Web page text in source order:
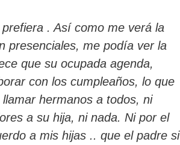
. Así como me verá la
presenciales, me podía ver la
que su ocupada agenda,
con los cumpleaños, lo que
hermanos a todos, ni
a su hija, ni nada. Ni por el
a mis hijas .. que el padre si